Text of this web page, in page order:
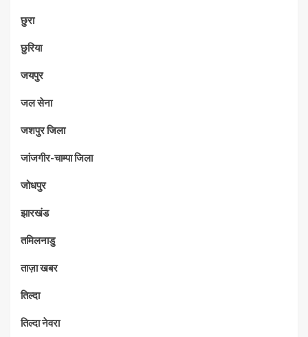
छुरा
छुरिया
जयपुर
जल सेना
जशपुर जिला
जांजगीर-चाम्पा जिला
जोधपुर
झारखंड
तमिलनाडु
ताज़ा खबर
तिल्दा
तिल्दा नेवरा